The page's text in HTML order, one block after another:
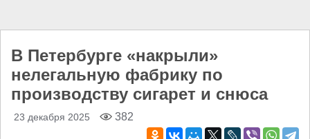
В Петербурге «накрыли»
нелегальную фабрику по
производству сигарет и снюса
23 декабря 2025 382